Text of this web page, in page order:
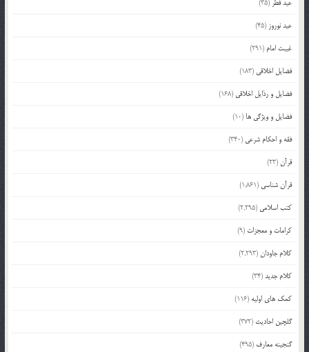
عید فطر (35)
عید نوروز (45)
غیبت امام (291)
فضایل اخلاقی (183)
فضایل و رذایل اخلاقی (168)
فضایل و ویژگی ها (10)
فقه و احکام شرعی (340)
قرآن(23)
قرآن شناسی (1,861)
کتب اسلامی (2,295)
کرامات و معجزات (9)
کلام جاودان(2,293)
کلام جدید(34)
کمک های اولیه (116)
گلچین احادیث (372)
گنجینه معارف (495)